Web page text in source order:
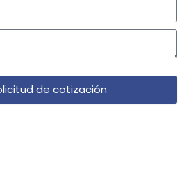
de cotización